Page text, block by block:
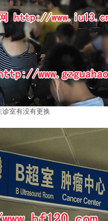
室有没有更换